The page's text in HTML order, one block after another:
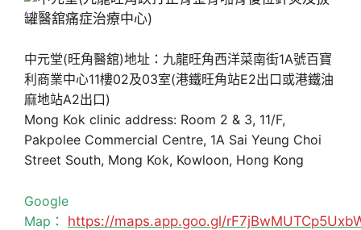
中元堂(旺角醫舘)地址：九龍旺角西洋菜南街1A號百寶
利商業中心11樓02及03室(港鐵旺角站E2出口或港鐵油
麻地站A2出口)
Mong Kok clinic address: Room 2 & 3, 11/F,
Pakpolee Commercial Centre, 1A Sai Yeung Choi
Street South, Mong Kok, Kowloon, Hong Kong
Google
Map： https://maps.app.goo.gl/